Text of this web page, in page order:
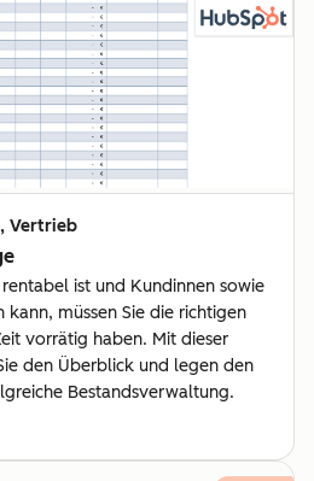
Vertrieb
ist und Kundinnen sowie
müssen Sie die richtigen
vorrätig haben. Mit dieser
den Überblick und legen den
Bestandsverwaltung.